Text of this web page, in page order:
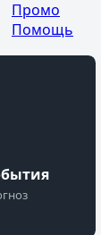
Промо
Помощь